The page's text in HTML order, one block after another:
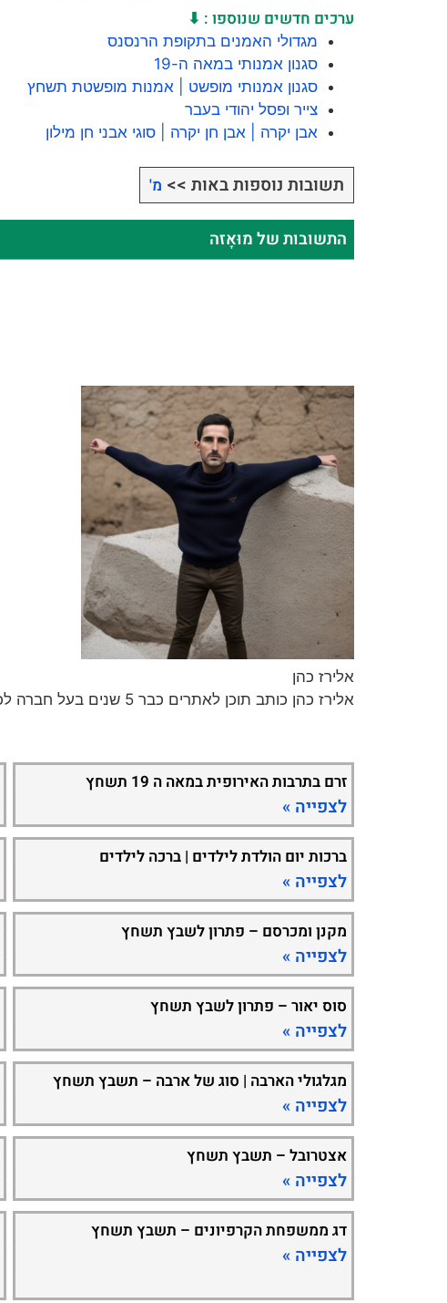
ערכים חדשים שנוספו : ⬇
מגדולי האמנים בתקופת הרנסנס
סגנון אמנותי במאה ה-19
סגנון אמנותי מופשט | אמנות מופשטת תשחץ
צייר ופסל יהודי בעבר
אבן יקרה | אבן חן יקרה | סוגי אבני חן מילון
תשובות נוספות באות >> מ'
התשובות של מוּאָזה
אלירז כהן
אלירז כהן כותב תוכן לאתרים כבר 5 שנים בעל חברה לכתיבת תכנים וקידום ברשת במגוון נושאים חמים ומעניינים.
זרם בתרבות האירופית במאה ה 19 תשחץ
לצפייה »
ברכות יום הולדת לילדים | ברכה לילדים
לצפייה »
מקנן ומכרסם – פתרון לשבץ תשחץ
לצפייה »
סוס יאור – פתרון לשבץ תשחץ
לצפייה »
מגלגולי הארבה | סוג של ארבה – תשבץ תשחץ
לצפייה »
אצטרובל – תשבץ תשחץ
לצפייה »
דג ממשפחת הקרפיונים – תשבץ תשחץ
לצפייה »